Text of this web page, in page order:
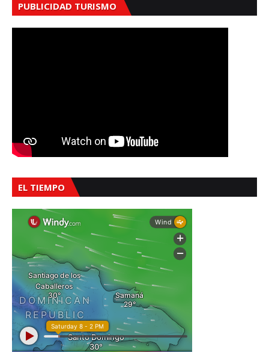
PUBLICIDAD TURISMO
EL TIEMPO